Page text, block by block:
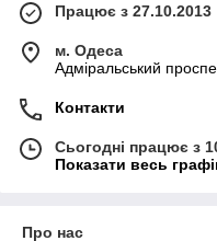
Працює з 27.10.2013
м. Одеса
Адміральський
Контакти
Сьогодні працює з
Показати весь
Про нас